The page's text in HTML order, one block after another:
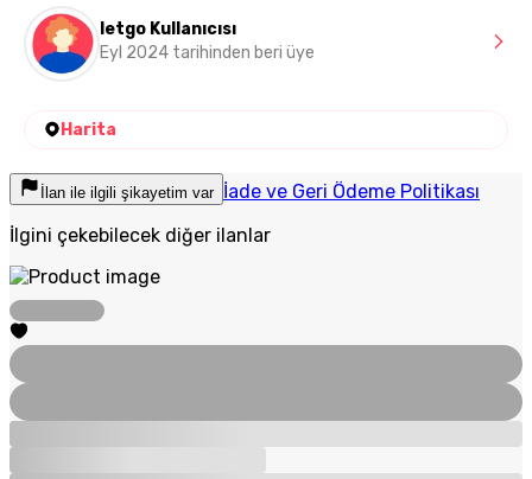
letgo Kullanıcısı
Eyl 2024 tarihinden beri üye
Harita
İlan ile ilgili şikayetim var İade ve Geri Ödeme Politikası
İlgini çekebilecek diğer ilanlar